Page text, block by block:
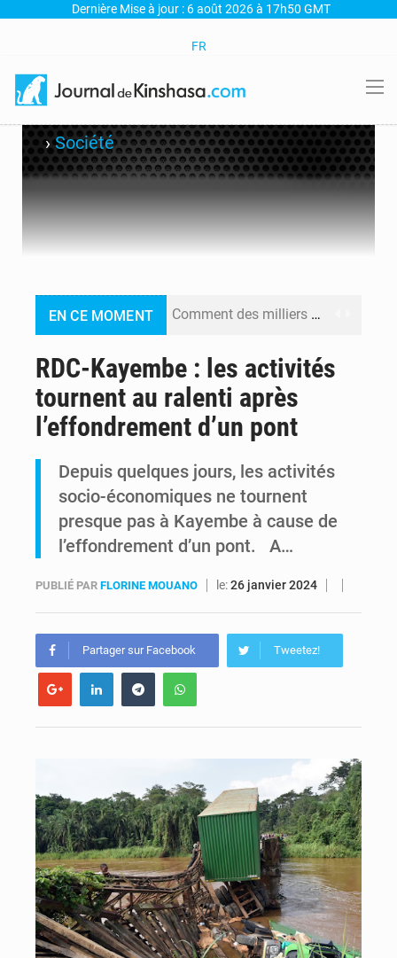
Dernière Mise à jour : 6 août 2026 à 17h50 GMT
FR
›Société
EN CE MOMENT Comment des milliers d’Africains protègent et font fructifier leur argent avec l’USDT
RDC : Raïssa Malu lance les préparatifs d’une Table ronde nationale sur l’éducation inclusive des enfants handicapés
Ebola Bundibugyo : Tshisekedi mobilise le Gouvernement, l’OMS et Africa CDC pour renforcer la riposte
RDC-Kayembe : les activités
tournent au ralenti après
l’effondrement d’un pont
Depuis quelques jours, les activités
socio-économiques ne tournent
presque pas à Kayembe à cause de
l’effondrement d’un pont. A…
PUBLIÉ PAR FLORINE MOUANO le:26 janvier 2024
Partager sur Facebook Tweetez!